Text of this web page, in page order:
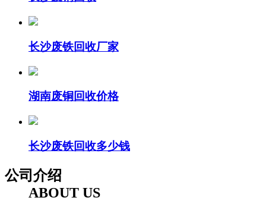
长沙废铁回收厂家
湖南废铜回收价格
长沙废铁回收多少钱
公司介绍
ABOUT US